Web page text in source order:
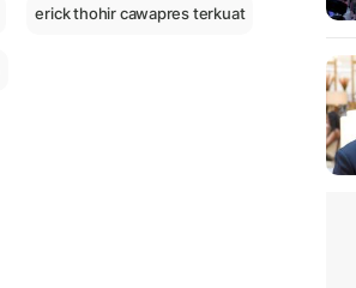
erick thohir cawapres terkuat